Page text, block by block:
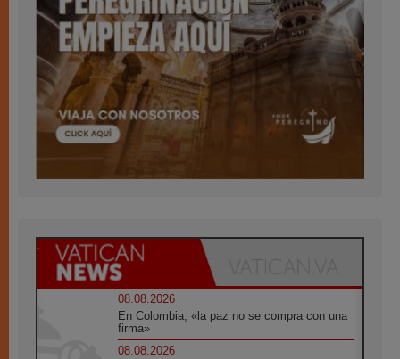
08.08.2026
En Colombia, «la paz no se compra con una
firma»
08.08.2026